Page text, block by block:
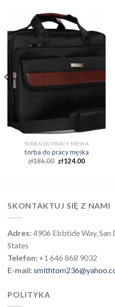
TORBA DO PRACY MĘSKA
torba do pracy męska
zł186.00 zł124.00
SKONTAKTUJ SIĘ Z NAMI
Adres:4906 Ebbtide Way,
States
Telefon: +1 646 868 9032
E-mail:
POLITYKA